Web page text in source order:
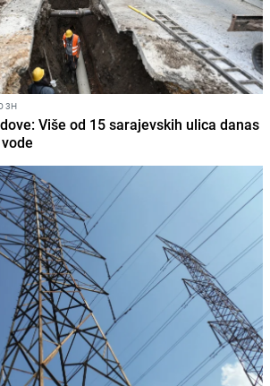
3H
Više od 15 sarajevskih ulica danas